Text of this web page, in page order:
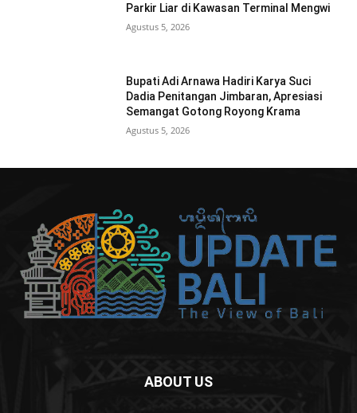
Parkir Liar di Kawasan Terminal Mengwi
Agustus 5, 2026
Bupati Adi Arnawa Hadiri Karya Suci
Dadia Penitangan Jimbaran, Apresiasi
Semangat Gotong Royong Krama
Agustus 5, 2026
ABOUT US